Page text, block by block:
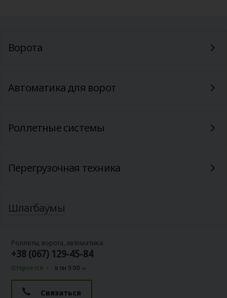
Ворота
Автоматика для ворот
Роллетные системы
Перегрузочная техника
Шлагбаумы
Роллеты, ворота, автоматика:
+38 (067) 129-45-84
Откроется в пн 9:00
Связаться